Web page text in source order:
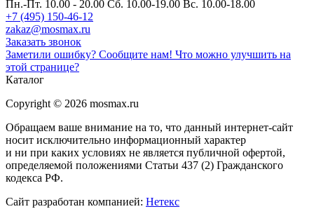
Пн.-Пт. 10.00 - 20.00 Сб. 10.00-19.00 Вс. 10.00-18.00
+7 (495) 150-46-12
zakaz@mosmax.ru
Заказать звонок
Заметили ошибку? Сообщите нам! Что можно улучшить на
этой странице?
Каталог
Copyright © 2026 mosmax.ru
Обращаем ваше внимание на то, что данный интернет-сайт
носит исключительно информационный характер
и ни при каких условиях не является публичной офертой,
определяемой положениями Статьи 437 (2) Гражданского
кодекса РФ.
Сайт разработан компанией: Нетекс